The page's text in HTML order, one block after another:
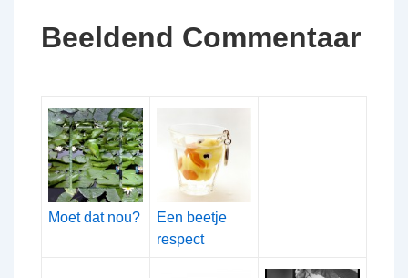
Beeldend Commentaar
Moet dat nou?
Een beetje
respect